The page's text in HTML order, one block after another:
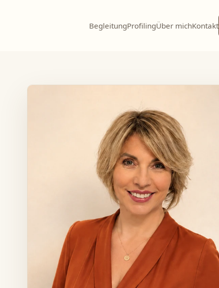
BegleitungProfilingÜber michKontakt